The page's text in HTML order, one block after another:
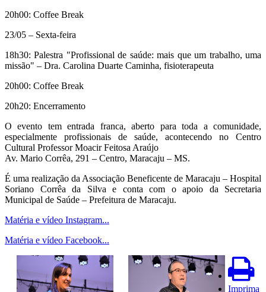
20h00: Coffee Break
23/05 – Sexta-feira
18h30: Palestra "Profissional de saúde: mais que um trabalho, uma
missão" – Dra. Carolina Duarte Caminha, fisioterapeuta
20h00: Coffee Break
20h20: Encerramento
O evento tem entrada franca, aberto para toda a comunidade,
especialmente profissionais de saúde, acontecendo no Centro
Cultural Professor Moacir Feitosa Araújo
Av. Mario Corrêa, 291 – Centro, Maracaju – MS.
É uma realização da Associação Beneficente de Maracaju – Hospital
Soriano Corrêa da Silva e conta com o apoio da Secretaria
Municipal de Saúde – Prefeitura de Maracaju.
Matéria e vídeo Instagram...
Matéria e vídeo Facebook...
Imprima